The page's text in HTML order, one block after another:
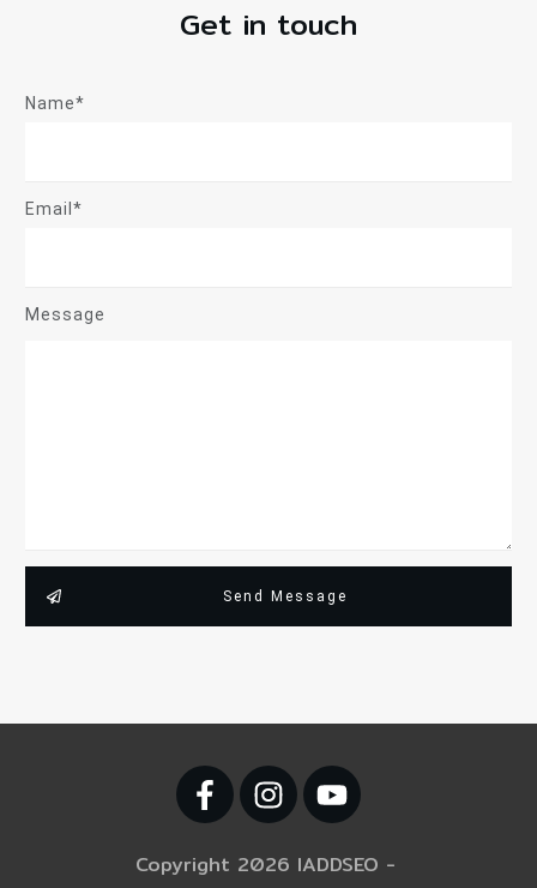
Get in touch
Name*
Email*
Message
Send Message
Copyright 2026 IADDSEO -